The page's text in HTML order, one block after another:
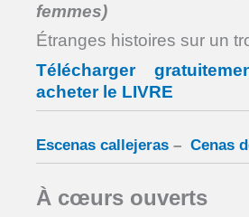
femmes)
Étranges histoires sur un
Télécharger
acheter le LIVRE
Escenas callejeras – Cenas
À cœurs ouverts